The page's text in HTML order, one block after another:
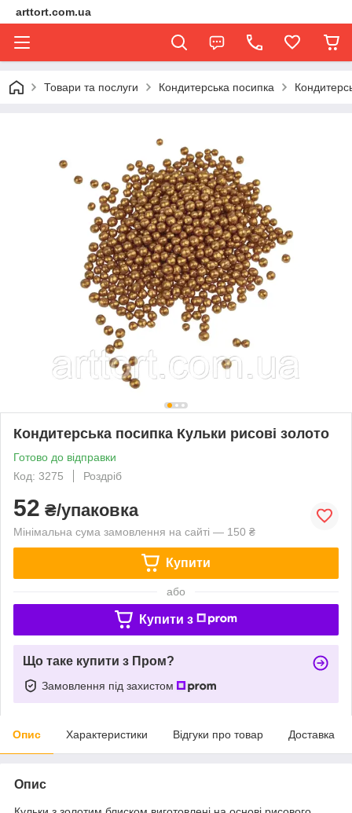
arttort.com.ua
Товари та послуги Кондитерська посипка
Кондитерська посипка Кульки рисові золото
Готово до відправки
Код: 3275
Роздріб
52 ₴/упаковка
Мінімальна сума замовлення на сайті — 150 ₴
Купити
або
Купити з
Що таке купити з Пром?
Замовлення під захистом
Опис Характеристики Відгуки про товар Доставка
Опис